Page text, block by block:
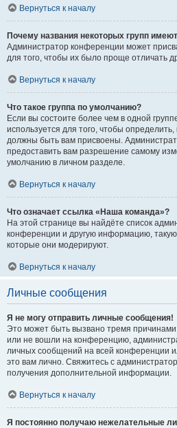
Вернуться к началу
Почему названия некоторых групп
Администратор конференции может
для того, чтобы их было проще отличать
Вернуться к началу
Что такое группа по умолчанию?
Если вы состоите более чем в одной
используется для того, чтобы
должны быть вам присвоены.
предоставить вам разрешение самому
умолчанию в личном разделе.
Вернуться к началу
Что означает ссылка «Наша команда»?
На этой странице вы найдёте список
конференции и другую информацию,
которые они модерируют.
Вернуться к началу
Личные сообщения
Я не могу отправить личные сообщения!
Это может быть вызвано тремя
или не вошли на конференцию,
личных сообщений на всей конференции
это вам лично. Свяжитесь с
получения дополнительной информации.
Вернуться к началу
Я постоянно получаю нежелательные